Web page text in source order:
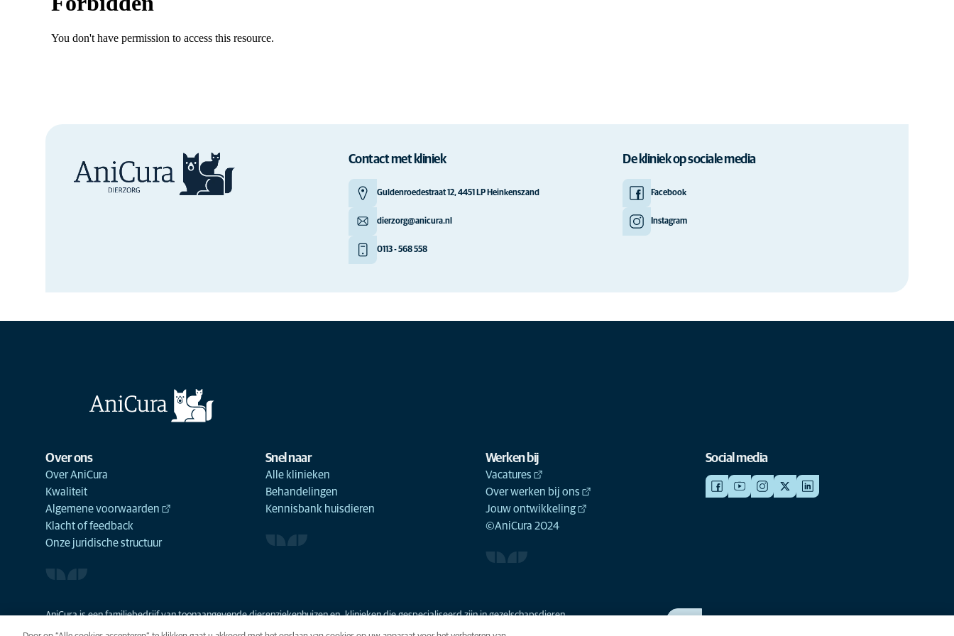
Contact met kliniek
Guldenroedestraat 12, 4451 LP Heinkenszand
dierzorg@anicura.nl
0113 - 568 558
De kliniek op sociale media
Facebook
Instagram
Over ons
Over AniCura
Kwaliteit
Algemene voorwaarden
Klacht of feedback
Onze juridische structuur
Snel naar
Alle klinieken
Behandelingen
Kennisbank huisdieren
Werken bij
Vacatures
Over werken bij ons
Jouw ontwikkeling
©AniCura 2024
Social media
AniCura is een familiebedrijf van toonaangevende dierenziekenhuizen en -klinieken die gespecialiseerd zijn in gezelschapsdieren.